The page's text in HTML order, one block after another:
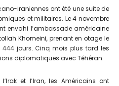
iraniennes ont été une suite de
et militaires. Le 4 novembre
envahi l’ambassade américaine
Khomeini, prenant en otage le
jours. Cinq mois plus tard les
diplomatiques avec Téhéran.
et l’Iran, les Américains ont